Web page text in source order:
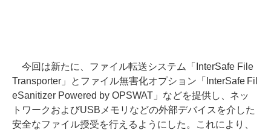
今回は新たに、ファイル転送システム「InterSafe File
Transporter」とファイル無害化オプション「InterSafe Fil
eSanitizer Powered by OPSWAT」などを提供し、ネッ
トワークおよびUSBメモリなどの外部デバイスを介した
安全なファイル授受を行えるようにした。これにより、